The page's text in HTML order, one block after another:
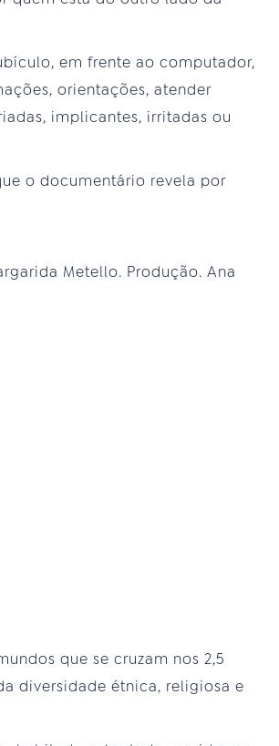
em frente ao computador,
orientações, atender
implicantes, irritadas ou
o documentário revela por
Metello. Produção. Ana
que se cruzam nos 2,5
diversidade étnica, religiosa e